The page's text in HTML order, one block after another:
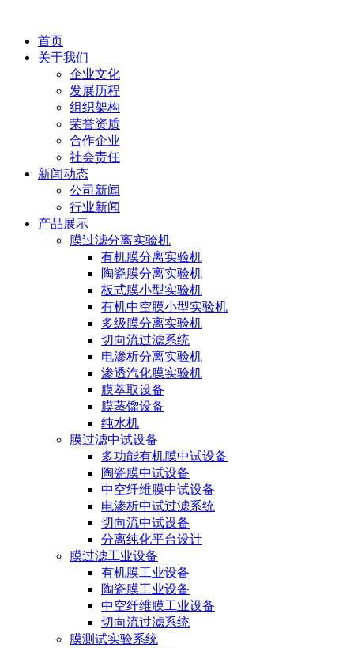
首页
关于我们
企业文化
发展历程
组织架构
荣誉资质
合作企业
社会责任
新闻动态
公司新闻
行业新闻
产品展示
膜过滤分离实验机
有机膜分离实验机
陶瓷膜分离实验机
板式膜小型实验机
有机中空膜小型实验机
多级膜分离实验机
切向流过滤系统
电渗析分离实验机
渗透汽化膜实验机
膜萃取设备
膜蒸馏设备
纯水机
膜过滤中试设备
多功能有机膜中试设备
陶瓷膜中试设备
中空纤维膜中试设备
电渗析中试过滤系统
切向流中试设备
分离纯化平台设计
膜过滤工业设备
有机膜工业设备
陶瓷膜工业设备
中空纤维膜工业设备
切向流过滤系统
膜测试实验系统